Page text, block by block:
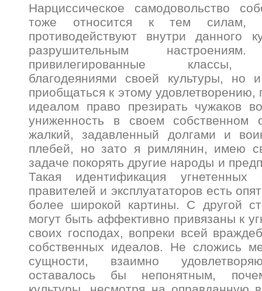
Нарциссическое самодовольство
тоже относится к тем силам,
противодействуют внутри данного
разрушительным
привилегированные классы,
благодеяниями своей культуры, но
приобщаться к этому удовлетворению,
идеалом право презирать чужаков
униженность в своем собственном
жалкий, задавленный долгами и
плебей, но зато я римлянин, имею
задаче покорять другие народы и
Такая идентификация
правителей и эксплуататоров есть
более широкой картины. С другой
могут быть аффективно привязаны к
своих господах, вопреки всей
собственных идеалов. Не сложись
сущности, взаимно
оставалось бы непонятным,